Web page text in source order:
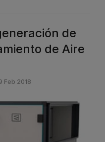
de
de Aire
Feb 2018